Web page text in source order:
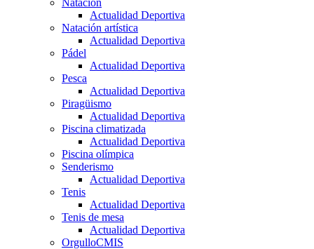
Natación
Actualidad Deportiva
Natación artística
Actualidad Deportiva
Pádel
Actualidad Deportiva
Pesca
Actualidad Deportiva
Piragüismo
Actualidad Deportiva
Piscina climatizada
Actualidad Deportiva
Piscina olímpica
Senderismo
Actualidad Deportiva
Tenis
Actualidad Deportiva
Tenis de mesa
Actualidad Deportiva
OrgulloCMIS